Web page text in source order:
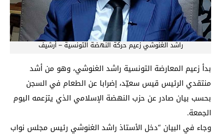
راشد الغنوشي زعيم حركة النهضة التونسية – أرشيف
بدأ زعيم المعارضة التونسية راشد الغنوشي، وهو من أشد
منتقدي الرئيس قيس سعيّد، إضرابا عن الطعام في السجن
بحسب بيان صادر عن حزب النهضة الإسلامي الذي يتزعمه اليوم
الجمعة.
وجاء في البيان “دخل الأستاذ راشد الغنوشي رئيس مجلس نواب